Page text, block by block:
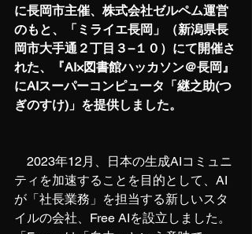
に長岡市主催、株式会社ゼルペム運営
のもと、「ミライエ長岡」（新潟県長
岡市大手通２丁目３−１０）にて開催さ
れた、『AI×図書館ハッカソン＠長岡』
にAIスーパーコンピュータ「継之助(つ
ぎのすけ)」を提供しました。
2023年12月、日本の生成AIコミュニ
ティを加速することを目的として、AI
が「社長業務」を担当する新しいスタ
イルの会社、Free AIを設立しました。